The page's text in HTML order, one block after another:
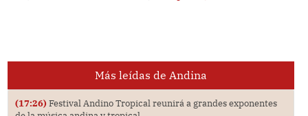
Más leídas de Andina
(17:26) Festival Andino Tropical reunirá a grandes exponentes